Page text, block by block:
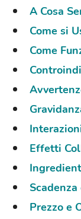
A Cosa
Come si
Come
Effetti
Prezzo e